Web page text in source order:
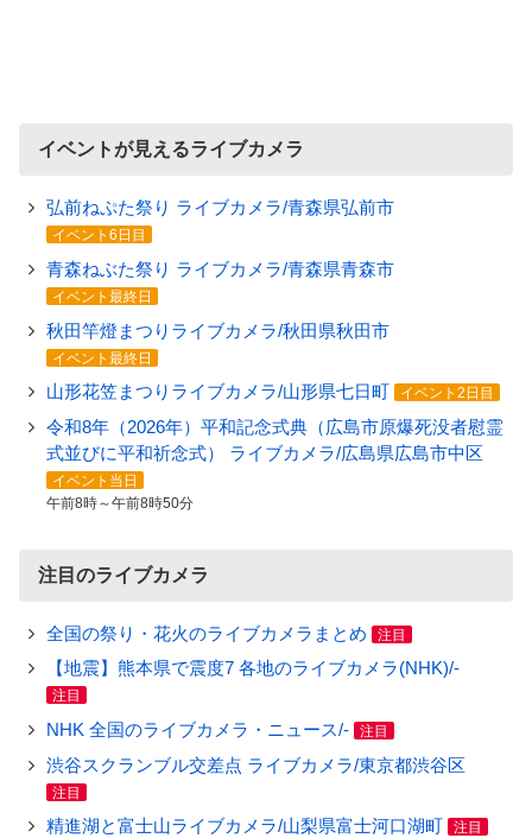
イベントが見えるライブカメラ
弘前ねぷた祭り ライブカメラ/青森県弘前市
イベント6日目
青森ねぶた祭り ライブカメラ/青森県青森市
イベント最終日
秋田竿燈まつりライブカメラ/秋田県秋田市
イベント最終日
山形花笠まつりライブカメラ/山形県七日町 イベント2日目
令和8年（2026年）平和記念式典（広島市原爆死没者慰霊
式並びに平和祈念式） ライブカメラ/広島県広島市中区
イベント当日
午前8時～午前8時50分
注目のライブカメラ
全国の祭り・花火のライブカメラまとめ 注目
【地震】熊本県で震度7 各地のライブカメラ(NHK)/-
注目
NHK 全国のライブカメラ・ニュース/- 注目
渋谷スクランブル交差点 ライブカメラ/東京都渋谷区
注目
精進湖と富士山ライブカメラ/山梨県富士河口湖町 注目